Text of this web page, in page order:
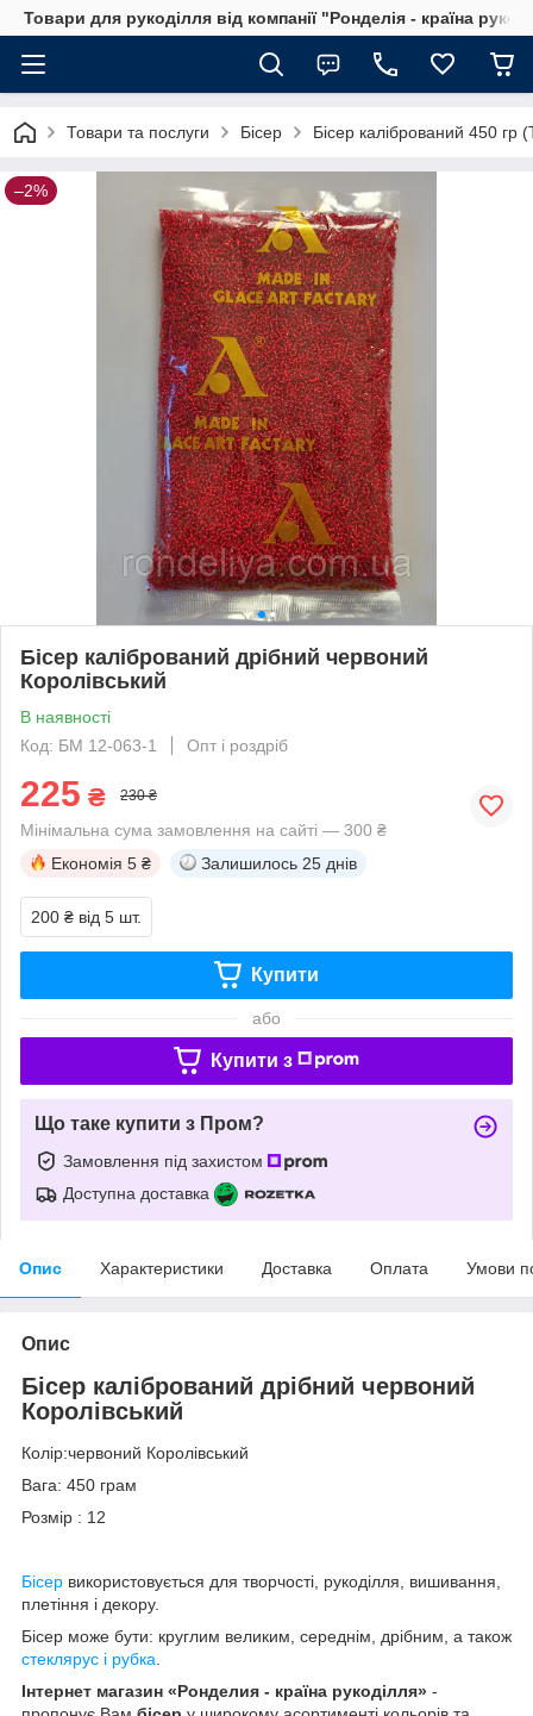
Товари для рукоділля від компанії "Ронделія - країна
Товари та послуги Бісер Бісер калібрований 450 гр
–2%
Бісер калібрований дрібний червоний
Королівський
В наявності
Код: БМ 12-063-1
Опт і роздріб
225 ₴ 230 ₴
Мінімальна сума замовлення на сайті — 300 ₴
Економія 5 ₴ Залишилось 25 днів
200 ₴ від 5 шт.
Купити
або
Купити з
Що таке купити з Пром?
Замовлення під захистом
Доступна доставка
Опис Характеристики Доставка Оплата Умови
Опис
Бісер калібрований дрібний червоний
Королівський
Колір:червоний Королівський
Вага: 450 грам
Розмір : 12
Бісер використовується для творчості, рукоділля, вишивання,
плетіння і декору.
Бісер може бути: круглим великим, середнім, дрібним, а також
стеклярус і рубка.
Інтернет магазин «Ронделия - країна рукоділля» -